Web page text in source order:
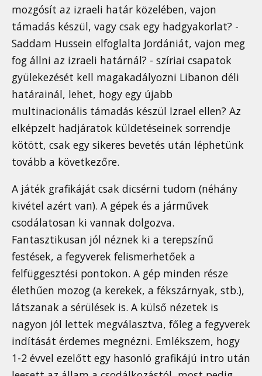
mozgósít az izraeli határ közelében, vajon
támadás készül, vagy csak egy hadgyakorlat? -
Saddam Hussein elfoglalta Jordániát, vajon meg
fog állni az izraeli határnál? - szíriai csapatok
gyülekezését kell magakadályozni Libanon déli
határainál, lehet, hogy egy újabb
multinacionális támadás készül Izrael ellen? Az
elképzelt hadjáratok küldetéseinek sorrendje
kötött, csak egy sikeres bevetés után léphetünk
tovább a következőre.
A játék grafikáját csak dicsérni tudom (néhány
kivétel azért van). A gépek és a járművek
csodálatosan ki vannak dolgozva.
Fantasztikusan jól néznek ki a terepszínű
festések, a fegyverek felismerhetőek a
felfüggesztési pontokon. A gép minden része
élethűen mozog (a kerekek, a fékszárnyak, stb.),
látszanak a sérülések is. A külső nézetek is
nagyon jól lettek megválasztva, főleg a fegyverek
indítását érdemes megnézni. Emlékszem, hogy
1-2 évvel ezelőtt egy hasonló grafikájú intro után